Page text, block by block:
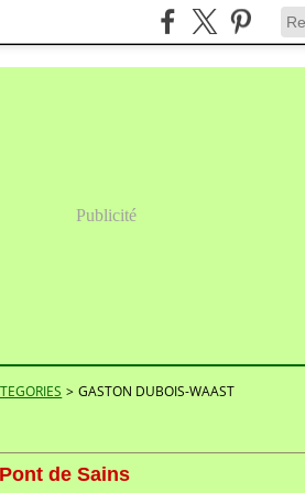
Publicité
> GASTON DUBOIS-WAAST
de Sains